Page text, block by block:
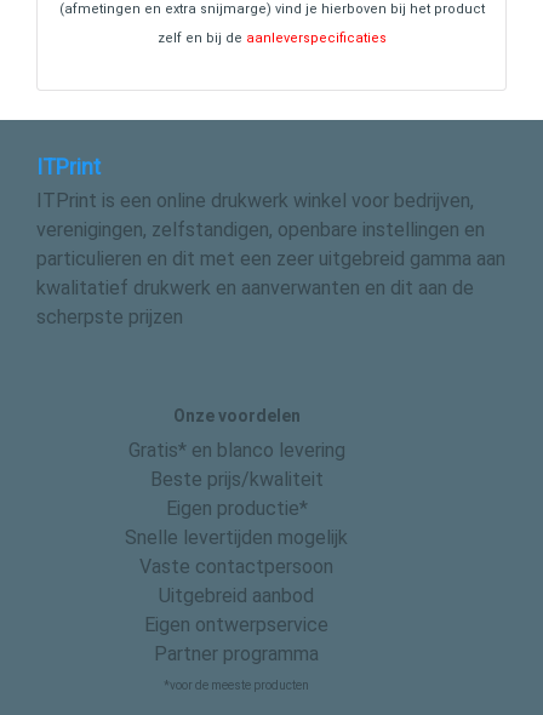
(afmetingen en extra snijmarge) vind je hierboven bij het product
zelf en bij de aanleverspecificaties
ITPrint
ITPrint is een online drukwerk winkel voor bedrijven,
verenigingen, zelfstandigen, openbare instellingen en
particulieren en dit met een zeer uitgebreid gamma aan
kwalitatief drukwerk en aanverwanten en dit aan de
scherpste prijzen
Onze voordelen
Gratis* en blanco levering
Beste prijs/kwaliteit
Eigen productie*
Snelle levertijden mogelijk
Vaste contactpersoon
Uitgebreid aanbod
Eigen ontwerpservice
Partner programma
*voor de meeste producten